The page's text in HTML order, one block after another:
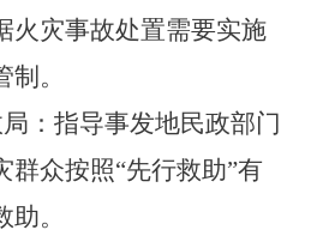
火灾事故处置需要实施
。
：指导事发地民政部门
群众按照“先行救助”有
。